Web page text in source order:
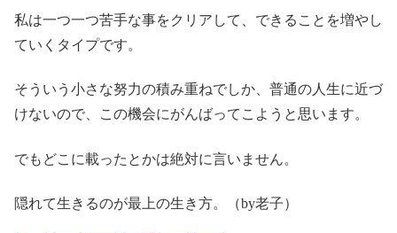
私は一つ一つ苦手な事をクリアして、できることを増やし
ていくタイプです。
そういう小さな努力の積み重ねでしか、普通の人生に近づ
けないので、この機会にがんばってこようと思います。
でもどこに載ったとかは絶対に言いません。
隠れて生きるのが最上の生き方。（by老子）